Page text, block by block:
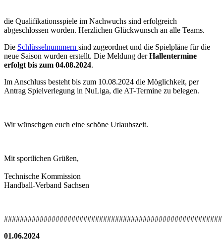
die Qualifikationsspiele im Nachwuchs sind erfolgreich
abgeschlossen worden. Herzlichen Glückwunsch an alle Teams.
Die Schlüsselnummern sind zugeordnet und die Spielpläne für die
neue Saison wurden erstellt. Die Meldung derHallentermine
erfolgt bis zum 04.08.2024.
Im Anschluss besteht bis zum 10.08.2024 die Möglichkeit, per
Antrag Spielverlegung in NuLiga, die AT-Termine zu belegen.
Wir wünschgen euch eine schöne Urlaubszeit.
Mit sportlichen Grüßen,
Technische Kommission
Handball-Verband Sachsen
01.06.2024